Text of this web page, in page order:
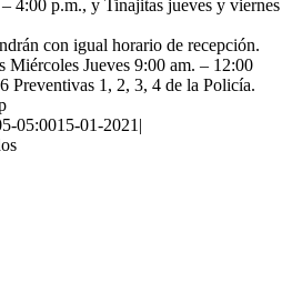
4:00 p.m., y Tinajitas jueves y viernes
con igual horario de recepción.
Jueves 9:00 am. – 12:00
Preventivas 1, 2, 3, 4 de la Policía.
05:0015-01-2021|